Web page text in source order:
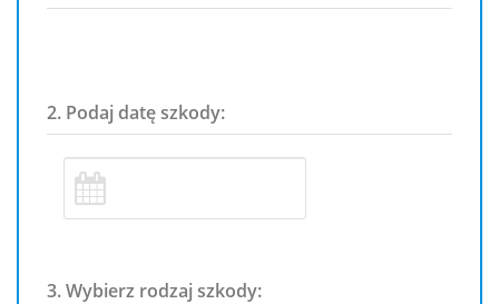
2. Podaj datę szkody:
3. Wybierz rodzaj szkody: